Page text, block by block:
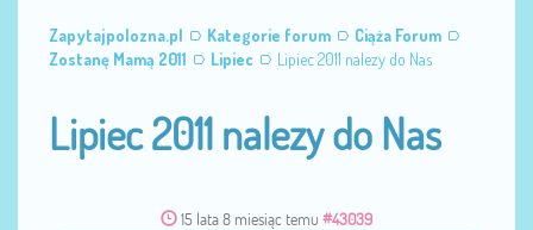
Zapytajpolozna.pl Kategorie forum
Ciąża Forum
Zostanę Mamą 2011
Lipiec Lipiec 2011 nalezy do Nas
Lipiec 2011 nalezy do Nas
15 lata 8 miesiąc temu #43039